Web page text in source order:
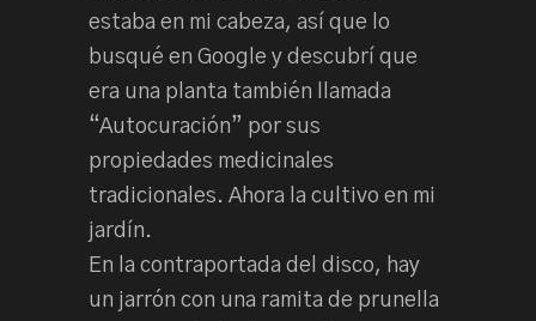
estaba en mi cabeza, así que lo
busqué en Google y descubrí que
era una planta también llamada
“Autocuración” por sus
propiedades medicinales
tradicionales. Ahora la cultivo en mi
jardín.
En la contraportada del disco, hay
un jarrón con una ramita de prunella